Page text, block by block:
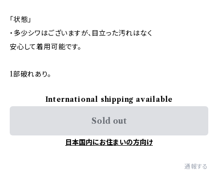
「状態」
・多少シワはございますが、目立った汚れはなく
安心して着用可能です。
1部破れあり。
International shipping available
Sold out
日本国内にお住まいの方向け
通報する